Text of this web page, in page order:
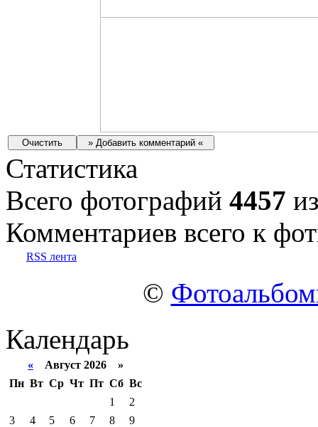
Статистика
Всего фотографий 4457
Комментариев всего к
RSS лента
©
Календарь
« Август 2026 »
Пн Вт Ср Чт Пт Сб Вс
1
2
3
4 5 6 7 8
9